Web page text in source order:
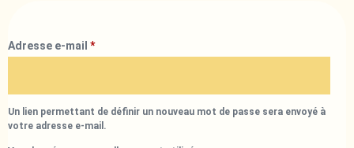
Adresse e-mail *
Un lien permettant de définir un nouveau mot de passe sera envoyé à
votre adresse e-mail.